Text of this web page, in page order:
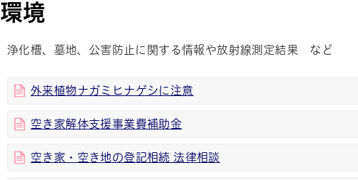
環境
浄化槽、墓地、公害防止に関する情報や放射線測定結果 など
外来植物ナガミヒナゲシに注意
空き家解体支援事業費補助金
空き家・空き地の登記相続 法律相談